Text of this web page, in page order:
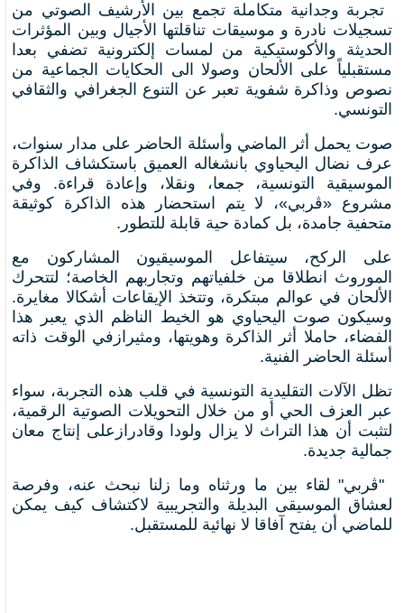
​ تجربة وجدانية متكاملة تجمع بين الأرشيف الصوتي من
تسجيلات نادرة و موسيقات تناقلتها الأجيال وبين ​المؤثرات
الحديثة والأكوستيكية من لمسات إلكترونية تضفي بعدا
مستقبلياً على الألحان وصولا الى الحكايات الجماعية من
نصوص وذاكرة شفوية تعبر عن التنوع الجغرافي والثقافي
التونسي. ​
صوت يحمل أثر الماضي وأسئلة الحاضر ​على مدار سنوات،
عرف نضال اليحياوي بانشغاله العميق باستكشاف الذاكرة
الموسيقية التونسية، جمعا، ونقلا، وإعادة قراءة. وفي
مشروع «ڤربي»، لا يتم استحضار هذه الذاكرة كوثيقة
متحفية جامدة، بل كمادة حية قابلة للتطور.
​على الركح، سيتفاعل الموسيقيون المشاركون مع
الموروث انطلاقا من خلفياتهم وتجاربهم الخاصة؛ لتتحرك
الألحان في عوالم مبتكرة، وتتخذ الإيقاعات أشكالا مغايرة.
وسيكون صوت اليحياوي هو الخيط الناظم الذي يعبر هذا
الفضاء، حاملا أثر الذاكرة وهويتها، ومثيرازفي الوقت ذاته
أسئلة الحاضر الفنية.
تظل الآلات التقليدية التونسية في قلب هذه التجربة، سواء
عبر العزف الحي أو من خلال التحويلات الصوتية الرقمية،
لتثبت أن هذا التراث لا يزال ولودا وقادرازعلى إنتاج معان
جمالية جديدة.
​ "ڤربي" لقاء بين ما ورثناه وما زلنا نبحث عنه، وفرصة
لعشاق الموسيقى البديلة والتجريبية لاكتشاف كيف يمكن
للماضي أن يفتح آفاقا لا نهائية للمستقبل.